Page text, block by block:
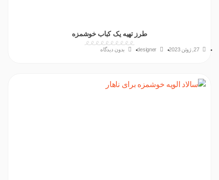
طرز تهیه یک کباب خوشمزه
27, ژوئن 2023 designer بدون دیدگاه